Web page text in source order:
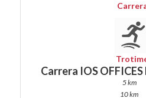
Carrera IOS
5 km
10 km